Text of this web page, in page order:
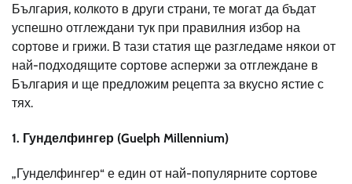
България, колкото в други страни, те могат да бъдат
успешно отглеждани тук при правилния избор на
сортове и грижи. В тази статия ще разгледаме някои от
най-подходящите сортове аспержи за отглеждане в
България и ще предложим рецепта за вкусно ястие с
тях.
1. Гунделфингер (Guelph Millennium)
„Гунделфингер“ е един от най-популярните сортове